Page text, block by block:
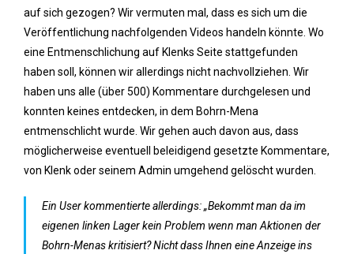
auf sich gezogen? Wir vermuten mal, dass es sich um die
Veröffentlichung nachfolgenden Videos handeln könnte. Wo
eine Entmenschlichung auf Klenks Seite stattgefunden
haben soll, können wir allerdings nicht nachvollziehen. Wir
haben uns alle (über 500) Kommentare durchgelesen und
konnten keines entdecken, in dem Bohrn-Mena
entmenschlicht wurde. Wir gehen auch davon aus, dass
möglicherweise eventuell beleidigend gesetzte Kommentare,
von Klenk oder seinem Admin umgehend gelöscht wurden.
Ein User kommentierte allerdings: „Bekommt man da im
eigenen linken Lager kein Problem wenn man Aktionen der
Bohrn-Menas kritisiert? Nicht dass Ihnen eine Anzeige ins